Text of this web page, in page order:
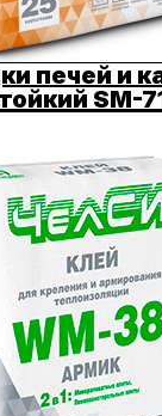
печей и
SM-